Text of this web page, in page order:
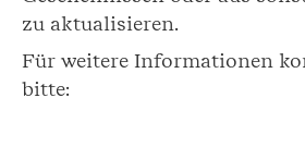
zu aktualisieren.
Für weitere Informationen
bitte: